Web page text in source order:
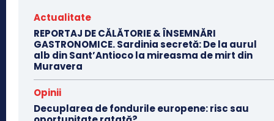
Actualitate
REPORTAJ DE CĂLĂTORIE & ÎNSEMNĂRI
GASTRONOMICE. Sardinia secretă: De la aurul
alb din Sant’Antioco la mireasma de mirt din
Muravera
Opinii
Decuplarea de fondurile europene: risc sau